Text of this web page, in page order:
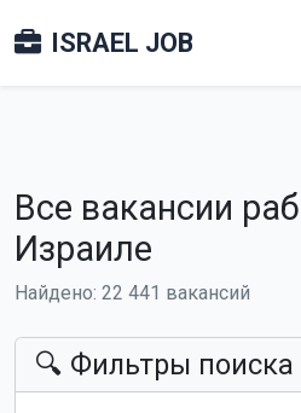
ISRAEL JOB
Все вакансии
Израиле
Найдено: 22 441 вакансий
🔍 Фильтры поиска